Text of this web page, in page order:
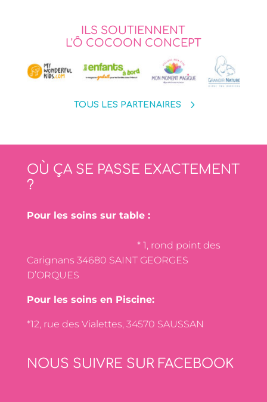
ILS SOUTIENNENT
L'Ô COCOON CONCEPT
TOUS LES PARTENAIRES
OÙ ÇA SE PASSE EXACTEMENT
?
Pour les soins sur table :
* 1, rond point des
Carignans 34680 SAINT GEORGES
D’ORQUES
Pour les soins en Piscine:
*12, rue des Vialettes, 34570 SAUSSAN
NOUS SUIVRE SUR FACEBOOK